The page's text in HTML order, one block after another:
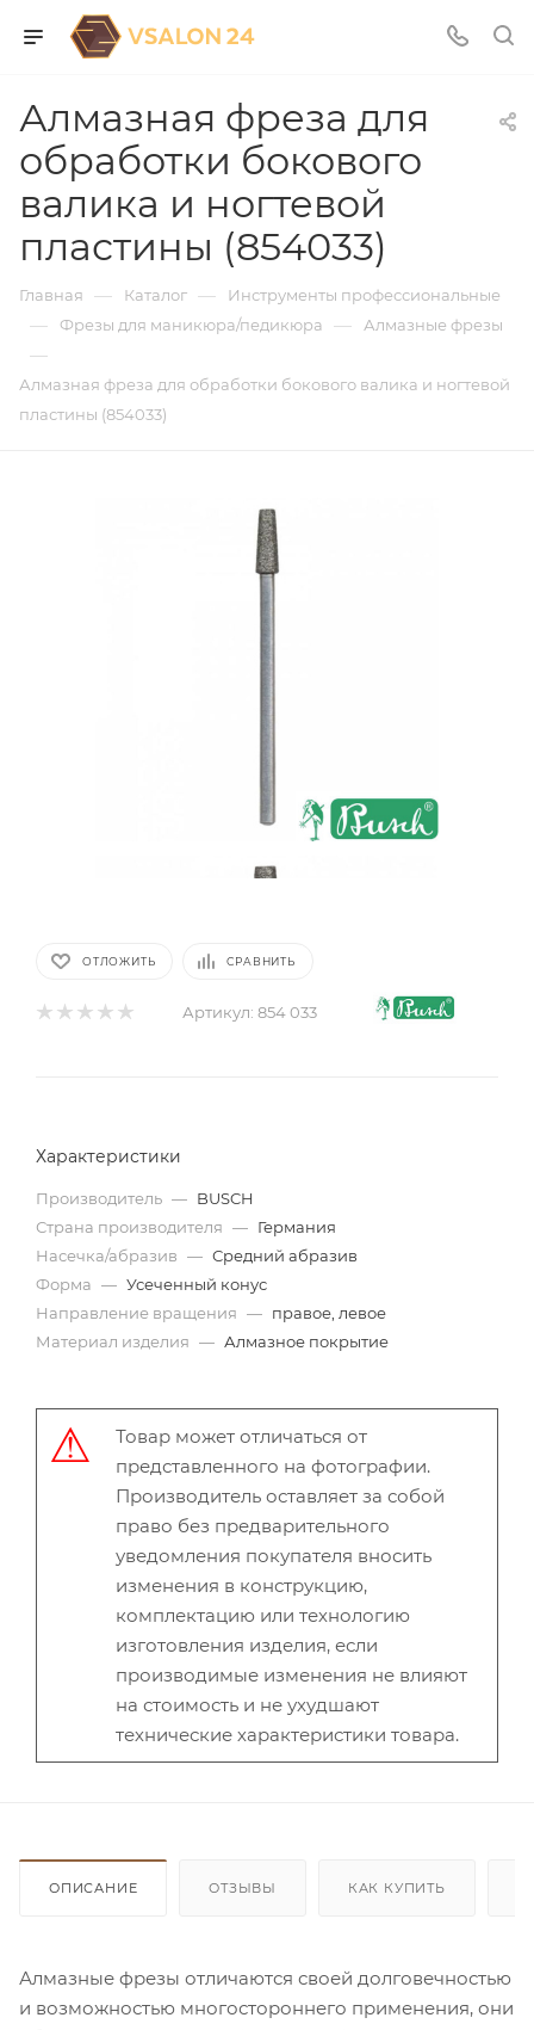
Алмазная фреза для
обработки бокового
валика и ногтевой
пластины (854033)
Главная — Каталог — Инструменты профессиональные
— Фрезы для маникюра/педикюра — Алмазные фрезы
—
Алмазная фреза для обработки бокового валика и ногтевой
пластины (854033)
ОТЛОЖИТЬ СРАВНИТЬ
Артикул: 854 033
Характеристики
Производитель — BUSCH
Страна производителя — Германия
Насечка/абразив — Средний абразив
Форма — Усеченный конус
Направление вращения — правое, левое
Материал изделия — Алмазное покрытие
Товар может отличаться от
представленного на фотографии.
Производитель оставляет за собой
право без предварительного
уведомления покупателя вносить
изменения в конструкцию,
комплектацию или технологию
изготовления изделия, если
производимые изменения не влияют
на стоимость и не ухудшают
технические характеристики товара.
ОПИСАНИЕ ОТЗЫВЫ КАК КУПИТЬ
Алмазные фрезы отличаются своей долговечностью
и возможностью многостороннего применения, они